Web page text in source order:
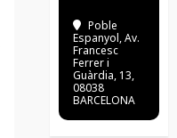
Poble
Espanyol, Av.
Francesc
Ferrer i
Guàrdia, 13,
08038
BARCELONA